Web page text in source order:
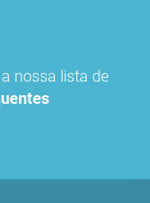
nossa lista de